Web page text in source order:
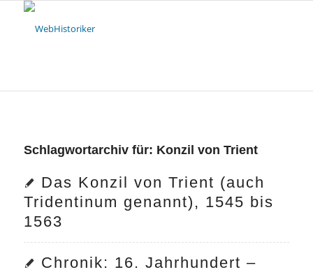
Schlagwortarchiv für: Konzil von Trient
Das Konzil von Trient (auch
Tridentinum genannt), 1545 bis
1563
Chronik: 16. Jahrhundert –